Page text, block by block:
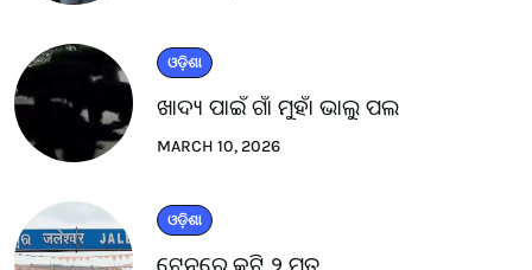
ଓଡ଼ିଶା
ଖାଦ୍ୟ ପାଇଁ ଗାଁ ମୁହାଁ ଭାଲୁ ପଲ
MARCH 10, 2026
ଓଡ଼ିଶା
ଟ୍ରେନରେ କଟି ୨ ମୃତ